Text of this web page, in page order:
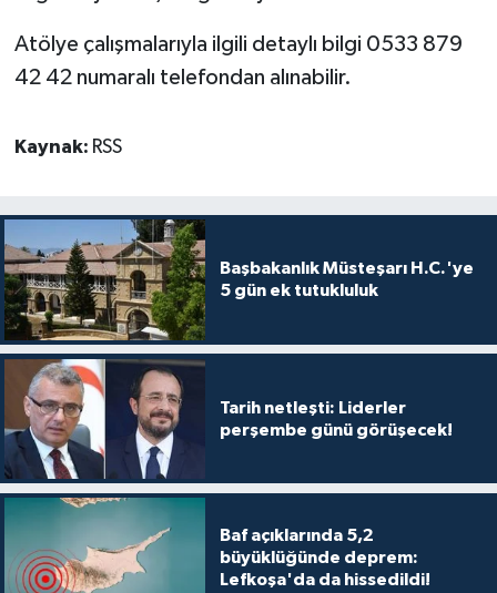
Atölye çalışmalarıyla ilgili detaylı bilgi 0533 879
42 42 numaralı telefondan alınabilir.
Kaynak: RSS
Başbakanlık Müsteşarı H.C.'ye
5 gün ek tutukluluk
Tarih netleşti: Liderler
perşembe günü görüşecek!
Baf açıklarında 5,2
büyüklüğünde deprem:
Lefkoşa'da da hissedildi!